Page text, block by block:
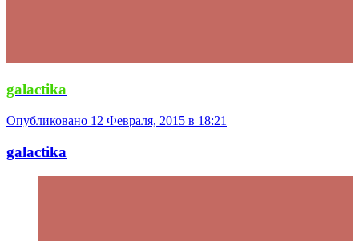
galactika
Опубликовано 12 Февраля, 2015 в 18:21
galactika